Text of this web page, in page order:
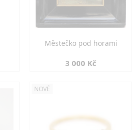
Městečko pod horami
3 000 Kč
NOVÉ